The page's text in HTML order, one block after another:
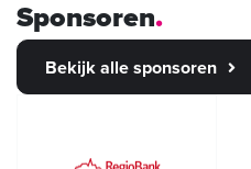
Sponsoren
Bekijk alle sponsoren